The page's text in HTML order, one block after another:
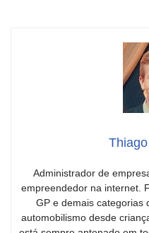
Administrador de
empreendedor na internet.
GP e demais categorias
automobilismo desde